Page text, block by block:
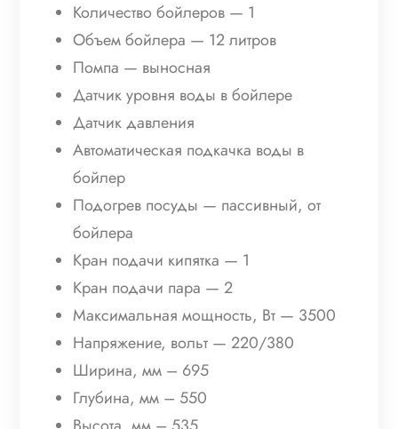
Количество бойлеров — 1
Объем бойлера — 12 литров
Помпа — выносная
Датчик уровня воды в бойлере
Датчик давления
Автоматическая подкачка воды в
бойлер
Подогрев посуды — пассивный, от
бойлера
Кран подачи кипятка — 1
Кран подачи пара — 2
Максимальная мощность, Вт — 3500
Напряжение, вольт — 220/380
Ширина, мм – 695
Глубина, мм – 550